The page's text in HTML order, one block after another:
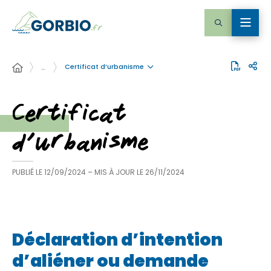
… Certificat d’urbanisme
Certificat
d’urbanisme
PUBLIÉ LE12/09/2024 – MIS À JOUR LE 26/11/2024
Déclaration d’intention
d’aliéner ou demande